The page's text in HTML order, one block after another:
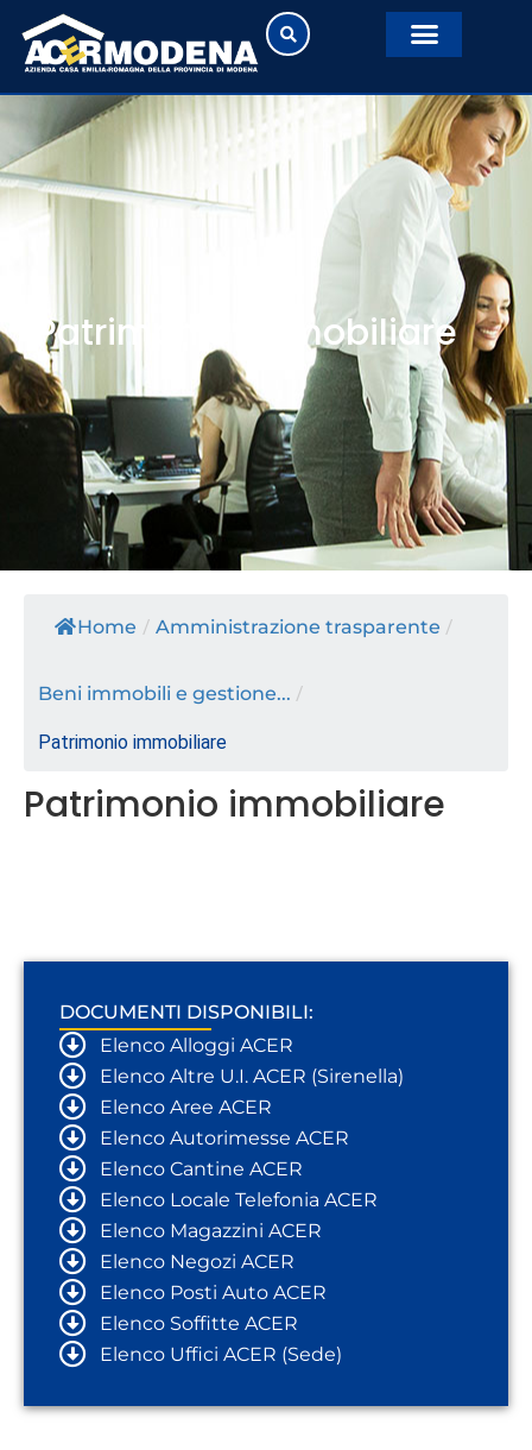
Patrimonio immobiliare
Home / Amministrazione trasparente /
Beni immobili e gestione... /
Patrimonio immobiliare
Patrimonio immobiliare
DOCUMENTI DISPONIBILI:
Elenco Alloggi ACER
Elenco Altre U.I. ACER (Sirenella)
Elenco Aree ACER
Elenco Autorimesse ACER
Elenco Cantine ACER
Elenco Locale Telefonia ACER
Elenco Magazzini ACER
Elenco Negozi ACER
Elenco Posti Auto ACER
Elenco Soffitte ACER
Elenco Uffici ACER (Sede)